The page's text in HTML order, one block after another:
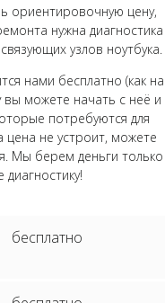
ориентировочную цену,
нужна диагностика
узлов ноутбука.
нами бесплатно (как на
вы можете начать с неё и
потребуются для
цена не устроит, можете
Мы берем деньги только
диагностику!
бесплатно